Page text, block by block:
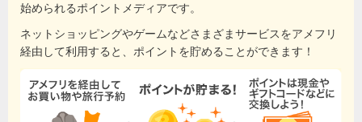
始められるポイントメディアです。
ネットショッピングやゲームなどさまざまサービスをアメフリ
経由して利用すると、ポイントを貯めることができます！